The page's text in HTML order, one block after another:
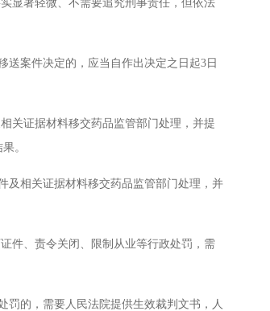
著轻微、不需要追究刑事责任，但依法
案件决定的，应当自作出决定之日起3日
证据材料移交药品监管部门处理，并提
。
相关证据材料移交药品监管部门处理，并
、责令关闭、限制从业等行政处罚，需
的，需要人民法院提供生效裁判文书，人